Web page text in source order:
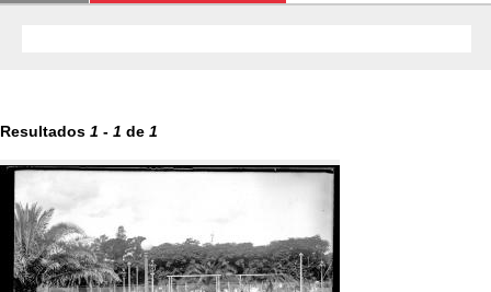
Resultados 1 - 1 de 1